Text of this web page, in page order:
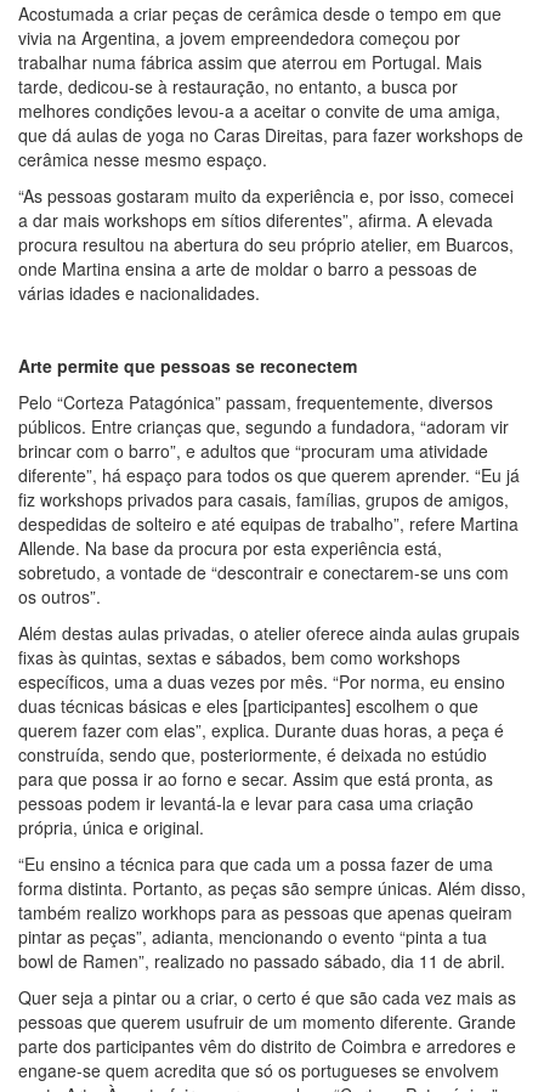
Acostumada a criar peças de cerâmica desde o tempo em que
vivia na Argentina, a jovem empreendedora começou por
trabalhar numa fábrica assim que aterrou em Portugal. Mais
tarde, dedicou-se à restauração, no entanto, a busca por
melhores condições levou-a a aceitar o convite de uma amiga,
que dá aulas de yoga no Caras Direitas, para fazer workshops de
cerâmica nesse mesmo espaço.
“As pessoas gostaram muito da experiência e, por isso, comecei
a dar mais workshops em sítios diferentes”, afirma. A elevada
procura resultou na abertura do seu próprio atelier, em Buarcos,
onde Martina ensina a arte de moldar o barro a pessoas de
várias idades e nacionalidades.
Arte permite que pessoas se reconectem
Pelo “Corteza Patagónica” passam, frequentemente, diversos
públicos. Entre crianças que, segundo a fundadora, “adoram vir
brincar com o barro”, e adultos que “procuram uma atividade
diferente”, há espaço para todos os que querem aprender. “Eu já
fiz workshops privados para casais, famílias, grupos de amigos,
despedidas de solteiro e até equipas de trabalho”, refere Martina
Allende. Na base da procura por esta experiência está,
sobretudo, a vontade de “descontrair e conectarem-se uns com
os outros”.
Além destas aulas privadas, o atelier oferece ainda aulas grupais
fixas às quintas, sextas e sábados, bem como workshops
específicos, uma a duas vezes por mês. “Por norma, eu ensino
duas técnicas básicas e eles [participantes] escolhem o que
querem fazer com elas”, explica. Durante duas horas, a peça é
construída, sendo que, posteriormente, é deixada no estúdio
para que possa ir ao forno e secar. Assim que está pronta, as
pessoas podem ir levantá-la e levar para casa uma criação
própria, única e original.
“Eu ensino a técnica para que cada um a possa fazer de uma
forma distinta. Portanto, as peças são sempre únicas. Além disso,
também realizo workhops para as pessoas que apenas queiram
pintar as peças”, adianta, mencionando o evento “pinta a tua
bowl de Ramen”, realizado no passado sábado, dia 11 de abril.
Quer seja a pintar ou a criar, o certo é que são cada vez mais as
pessoas que querem usufruir de um momento diferente. Grande
parte dos participantes vêm do distrito de Coimbra e arredores e
engane-se quem acredita que só os portugueses se envolvem